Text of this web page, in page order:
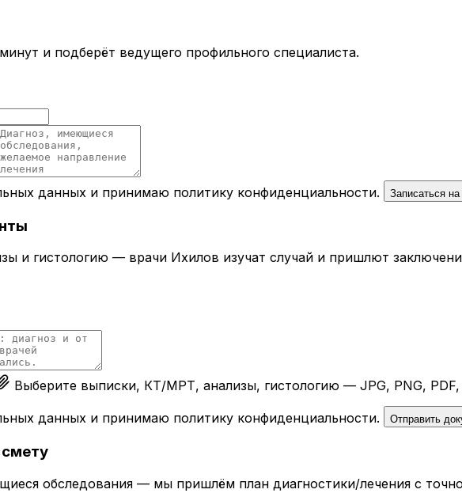
и подберёт ведущего профильного специалиста.
данных и принимаю политику конфиденциальности. Записаться
и гистологию — врачи Ихилов изучат случай и пришлют
Выберите выписки, КТ/МРТ, анализы, гистологию — JPG, PNG, PDF,
данных и принимаю политику конфиденциальности. Отправить
обследования — мы пришлём план диагностики/лечения с